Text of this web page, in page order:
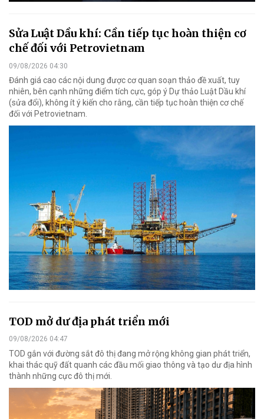
Sửa Luật Dầu khí: Cần tiếp tục hoàn thiện cơ
chế đối với Petrovietnam
09/08/2026 04:30
Đánh giá cao các nội dung được cơ quan soạn thảo đề xuất, tuy
nhiên, bên cạnh những điểm tích cực, góp ý Dự thảo Luật Dầu khí
(sửa đổi), không ít ý kiến cho rằng, cần tiếp tục hoàn thiện cơ chế
đối với Petrovietnam.
TOD mở dư địa phát triển mới
09/08/2026 04:47
TOD gắn với đường sắt đô thị đang mở rộng không gian phát triển,
khai thác quỹ đất quanh các đầu mối giao thông và tạo dư địa hình
thành những cực đô thị mới.